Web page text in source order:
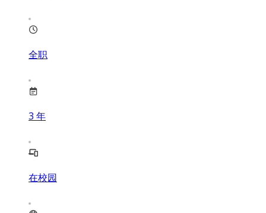
全职
3 年
在校园